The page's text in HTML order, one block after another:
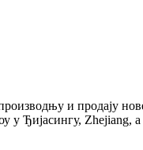
и продају
у Ђијасингу, Zhejiang,